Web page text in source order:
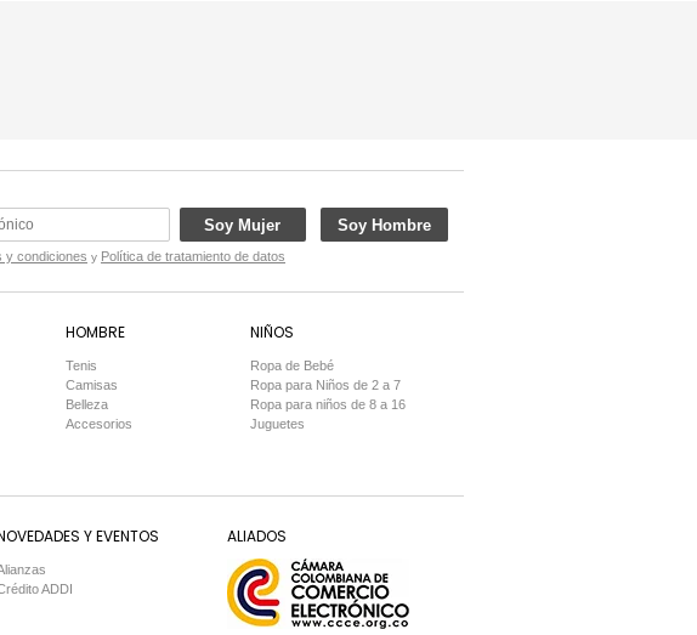
Soy Mujer Soy Hombre
y condiciones y Política de tratamiento de datos
HOMBRE
Tenis
Camisas
Belleza
Accesorios
NIÑOS
Ropa de Bebé
Ropa para Niños de 2 a 7
Ropa para niños de 8 a 16
Juguetes
Y EVENTOS
ADDI
ALIADOS